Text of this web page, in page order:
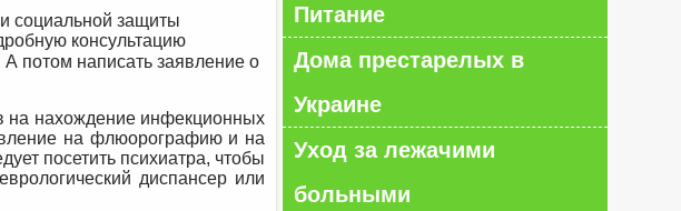
социальной защиты
консультацию
А потом написать заявление о
на нахождение инфекционных
на флюорографию и на
посетить психиатра, чтобы
диспансер или
Питание
Дома престарелых в
Украине
Уход за лежачими
больными